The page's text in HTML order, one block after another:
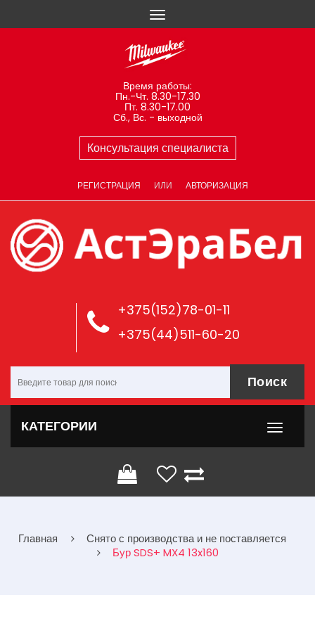
Время работы:
Пн.-Чт. 8.30-17.30
Пт. 8.30-17.00
Сб., Вс. - выходной
Консультация специалиста
РЕГИСТРАЦИЯ ИЛИ АВТОРИЗАЦИЯ
+375(152)78-01-11
+375(44)511-60-20
Поиск
КАТЕГОРИИ
Главная
Снято с производства и не поставляется
Бур SDS+ MX4 13x160